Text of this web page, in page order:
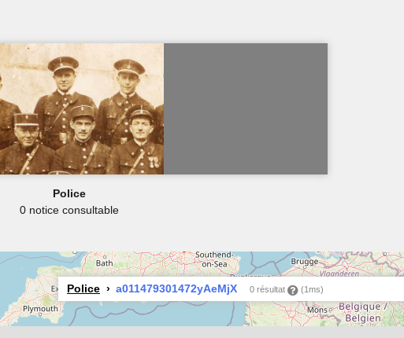
Police
0 notice consultable
Police a011479301472yAeMjX 0 résultat (1ms)